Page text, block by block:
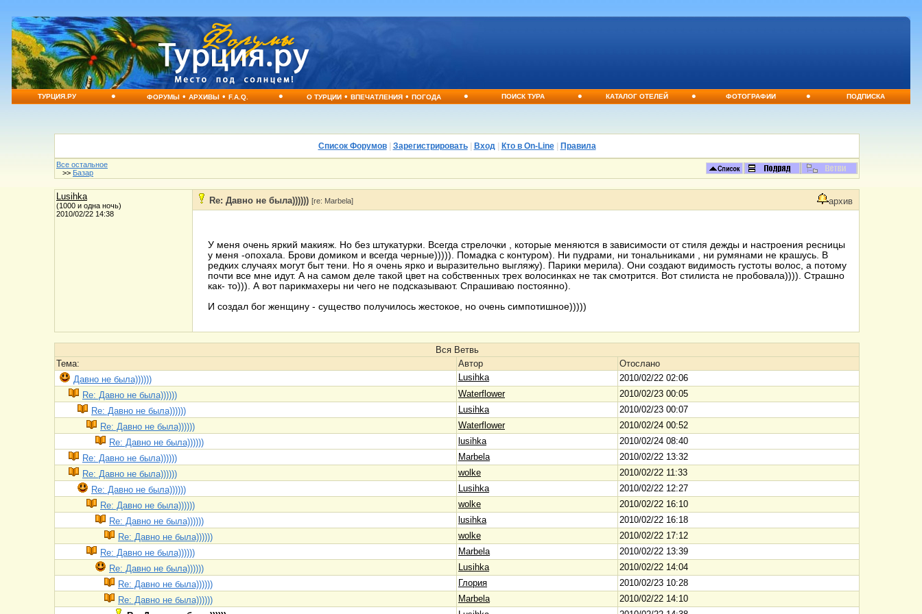
ТУРЦИЯ.РУ • ФОРУМЫ•АРХИВЫ•F.A.Q. • О ТУРЦИИ•ВПЕЧАТЛЕНИЯ•ПОГОДА • ПОИСК ТУРА • КАТАЛОГ ОТЕЛЕЙ • ФОТОГРАФИИ • ПОДПИСКА
Список Форумов| Зарегистрировать| Вход| Кто в On-Line| Правила
Все остальное
>> Базар
Lusihka
(1000 и одна ночь)
2010/02/22 14:38
Re: Давно не была)))))) [re: Marbela] архив
У меня очень яркий макияж. Но без штукатурки. Всегда стрелочки , которые меняются в зависимости от стиля дежды и настроения ресницы
у меня -опохала. Брови домиком и всегда черные))))). Помадка с контуром). Ни пудрами, ни тональниками , ни румянами не крашусь. В
редких случаях могут быт тени. Но я очень ярко и выразительно выгляжу). Парики мерила). Они создают видимость густоты волос, а потому
почти все мне идут. А на самом деле такой цвет на собственных трех волосинках не так смотрится. Вот стилиста не пробовала)))). Страшно
как- то))). А вот парикмахеры ни чего не подсказывают. Спрашиваю постоянно).
И создал бог женщину - существо получилось жестокое, но очень симпотишное)))))
Вся Ветвь
Тема:
Автор
Отослано
Давно не была))))))
Lusihka
2010/02/22 02:06
Re: Давно не была))))))
Waterflower
2010/02/23 00:05
Re: Давно не была))))))
Lusihka
2010/02/23 00:07
Re: Давно не была))))))
Waterflower
2010/02/24 00:52
Re: Давно не была))))))
lusihka
2010/02/24 08:40
Re: Давно не была))))))
Marbela
2010/02/22 13:32
Re: Давно не была))))))
wolke
2010/02/22 11:33
Re: Давно не была))))))
Lusihka
2010/02/22 12:27
Re: Давно не была))))))
wolke
2010/02/22 16:10
Re: Давно не была))))))
lusihka
2010/02/22 16:18
Re: Давно не была))))))
wolke
2010/02/22 17:12
Re: Давно не была))))))
Marbela
2010/02/22 13:39
Re: Давно не была))))))
Lusihka
2010/02/22 14:04
Re: Давно не была))))))
Глория
2010/02/23 10:28
Re: Давно не была))))))
Marbela
2010/02/22 14:10